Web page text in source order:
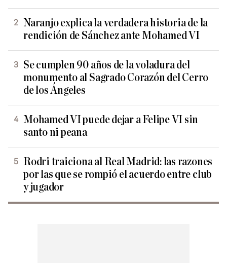
Naranjo explica la verdadera historia de la
rendición de Sánchez ante Mohamed VI
Se cumplen 90 años de la voladura del
monumento al Sagrado Corazón del Cerro
de los Ángeles
Mohamed VI puede dejar a Felipe VI sin
santo ni peana
Rodri traiciona al Real Madrid: las razones
por las que se rompió el acuerdo entre club
y jugador